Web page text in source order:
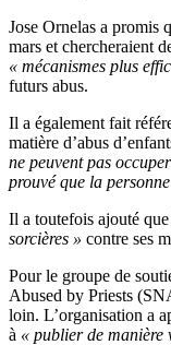
Jose Ornelas a promis
mars et chercheraient
« mécanismes plus
futurs abus.
Il a également fait
matière d’abus
ne peuvent pas
prouvé que la
Il a toutefois ajouté
sorcières » contre ses
Pour le groupe de
Abused by Priests
loin. L’organisation a
à « publier de manière